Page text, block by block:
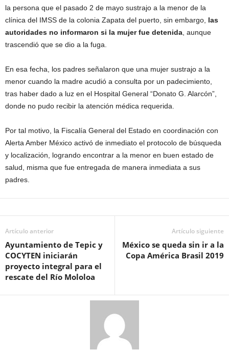
la persona que el pasado 2 de mayo sustrajo a la menor de la
clínica del IMSS de la colonia Zapata del puerto, sin embargo, las
autoridades no informaron si la mujer fue detenida , aunque
trascendió que se dio a la fuga.
En esa fecha, los padres señalaron que una mujer sustrajo a la
menor cuando la madre acudió a consulta por un padecimiento,
tras haber dado a luz en el Hospital General “Donato G. Alarcón”,
donde no pudo recibir la atención médica requerida.
Por tal motivo, la Fiscalía General del Estado en coordinación con
Alerta Amber México activó de inmediato el protocolo de búsqueda
y localización, logrando encontrar a la menor en buen estado de
salud, misma que fue entregada de manera inmediata a sus
padres.
Artículo anterior
Ayuntamiento de Tepic y
COCYTEN iniciarán
proyecto integral para el
rescate del Río Mololoa
Artículo siguiente
México se queda sin ir a la
Copa América Brasil 2019